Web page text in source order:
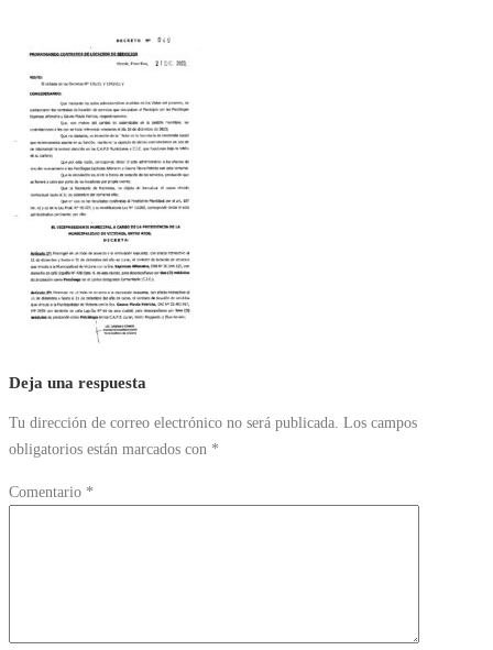
Deja una respuesta
Tu dirección de correo electrónico no será publicada. Los campos
obligatorios están marcados con *
Comentario *